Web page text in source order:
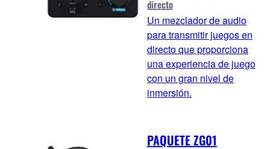
directo
Un mezclador de audio
para transmitir juegos en
directo que proporciona
una experiencia de juego
con un gran nivel de
inmersión.
PAQUETE ZG01